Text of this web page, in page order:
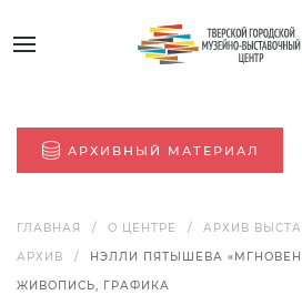
АРХИВНЫЙ МАТЕРИАЛ
ГЛАВНАЯ О ЦЕНТРЕ АРХИВ
АРХИВ
НЭЛЛИ ПЯТЫШЕВА
ЖИВОПИСЬ, ГРАФИКА